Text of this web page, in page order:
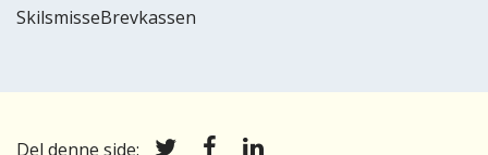
SkilsmisseBrevkassen
Del denne side: